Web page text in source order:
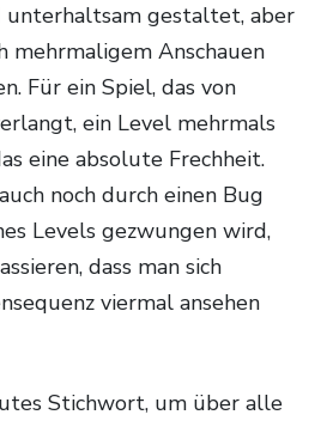
gestaltet, aber
mehrmaligem Anschauen
Für ein Spiel, das von
ein Level mehrmals
eine absolute Frechheit.
noch durch einen Bug
Levels gezwungen wird,
dass man sich
viermal ansehen